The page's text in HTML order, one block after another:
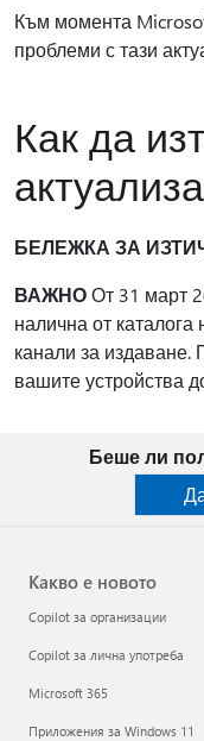
Към момента
проблеми с тази
Как да
БЕЛЕЖКА ЗА
ВАЖНООт 31 март
налична от
канали за издаване.
вашите устройства
Беше ли
Какво е новото
Copilot за организации
Copilot за лична употреба
Microsoft 365
Приложения за Windows 11